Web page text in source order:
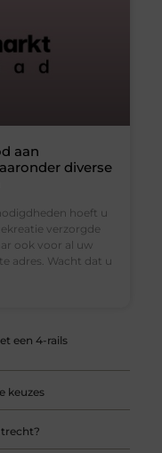
een 4-rails
keuzes
aan
diverse
hoeft u
verzorgde
ook voor al uw
adres. Wacht dat u